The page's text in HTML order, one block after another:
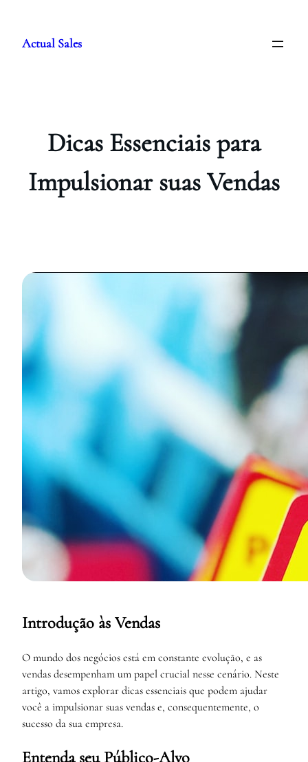
Actual Sales
Dicas Essenciais para
Impulsionar suas Vendas
Introdução às Vendas
O mundo dos negócios está em constante evolução, e as
vendas desempenham um papel crucial nesse cenário. Neste
artigo, vamos explorar dicas essenciais que podem ajudar
você a impulsionar suas vendas e, consequentemente, o
sucesso da sua empresa.
Entenda seu Público-Alvo